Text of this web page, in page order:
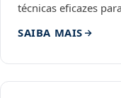
técnicas eficazes
SAIBA MAIS